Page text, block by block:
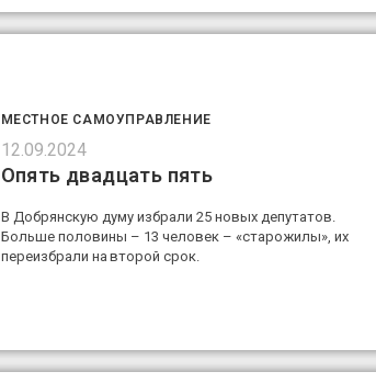
МЕСТНОЕ САМОУПРАВЛЕНИЕ
12.09.2024
Опять двадцать пять
В Добрянскую думу избрали 25 новых депутатов.
Больше половины – 13 человек – «старожилы», их
переизбрали на второй срок.